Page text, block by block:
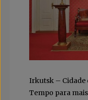
Irkutsk – Cidade
Tempo para